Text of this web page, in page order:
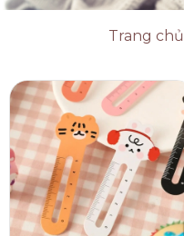
Trang chủ